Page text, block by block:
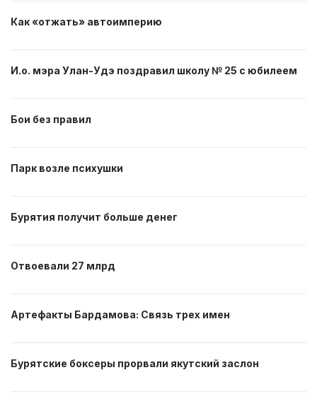
Как «отжать» автоимперию
И.о. мэра Улан-Удэ поздравил школу № 25 с юбилеем
Бои без правил
Парк возле психушки
Бурятия получит больше денег
Отвоевали 27 млрд
Артефакты Бардамова: Связь трех имен
Бурятские боксеры прорвали якутский заслон